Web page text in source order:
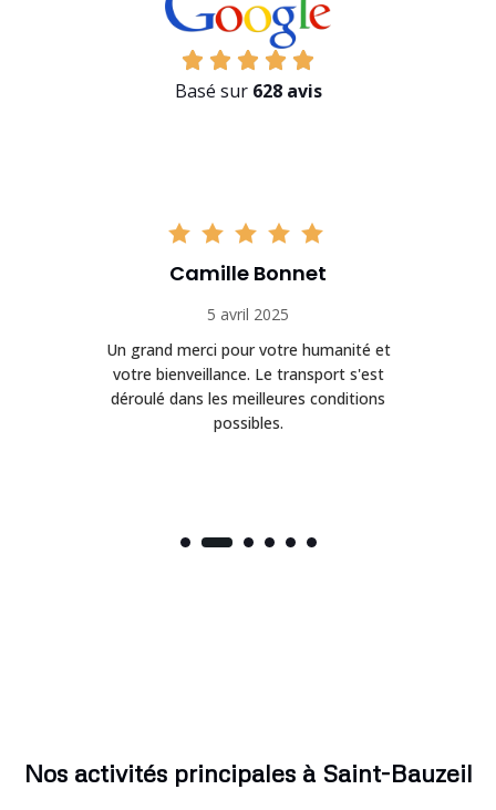
Basé sur 628 avis
Camille Bonnet
5 avril 2025
Un grand merci pour votre humanité et
votre bienveillance. Le transport s'est
déroulé dans les meilleures conditions
possibles.
Nos activités principales à Saint-Bauzeil